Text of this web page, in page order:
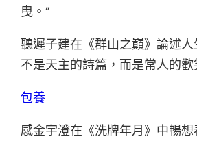
曳。”
聽遲子建在《群山之巔》論述
不是天主的詩篇，而是常人的歡
包養
感金宇澄在《洗牌年月》中暢